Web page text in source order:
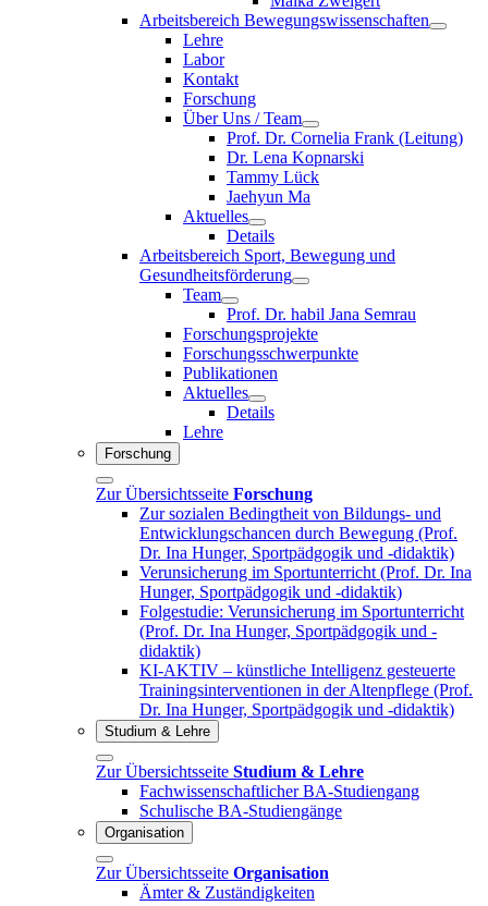
Arbeitsbereich Bewegungswissenschaften
Lehre
Labor
Kontakt
Forschung
Über Uns / Team
Prof. Dr. Cornelia Frank (Leitung)
Dr. Lena Kopnarski
Tammy Lück
Jaehyun Ma
Aktuelles
Details
Arbeitsbereich Sport, Bewegung und
Gesundheitsförderung
Team
Prof. Dr. habil Jana Semrau
Forschungsprojekte
Forschungsschwerpunkte
Publikationen
Aktuelles
Details
Lehre
Forschung
Zur Übersichtsseite Forschung
Zur sozialen Bedingtheit von Bildungs- und
Entwicklungschancen durch Bewegung (Prof.
Dr. Ina Hunger, Sportpädgogik und -didaktik)
Verunsicherung im Sportunterricht (Prof. Dr. Ina
Hunger, Sportpädgogik und -didaktik)
Folgestudie: Verunsicherung im Sportunterricht
(Prof. Dr. Ina Hunger, Sportpädgogik und -
didaktik)
KI-AKTIV – künstliche Intelligenz gesteuerte
Trainingsinterventionen in der Altenpflege (Prof.
Dr. Ina Hunger, Sportpädgogik und -didaktik)
Studium & Lehre
Zur Übersichtsseite Studium & Lehre
Fachwissenschaftlicher BA-Studiengang
Schulische BA-Studiengänge
Organisation
Zur Übersichtsseite Organisation
Ämter & Zuständigkeiten